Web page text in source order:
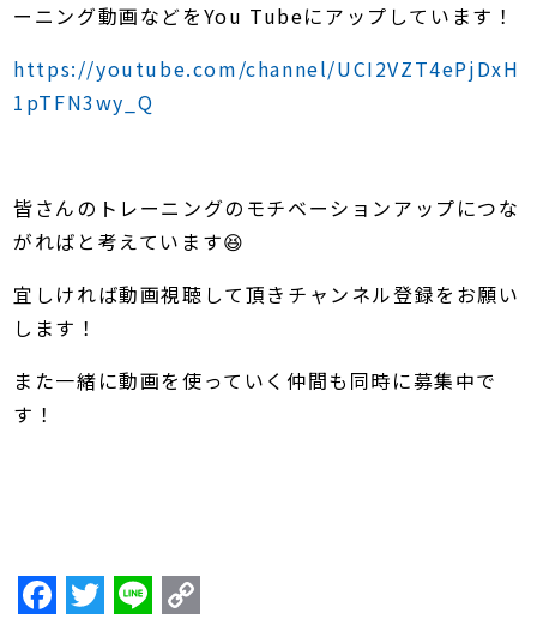
ーニング動画などをYou Tubeにアップしています！
https://youtube.com/channel/UCI2VZT4ePjDxH
1pTFN3wy_Q
皆さんのトレーニングのモチベーションアップにつな
がればと考えています😆
宜しければ動画視聴して頂きチャンネル登録をお願い
します！
また一緒に動画を使っていく仲間も同時に募集中で
す！
F T Li